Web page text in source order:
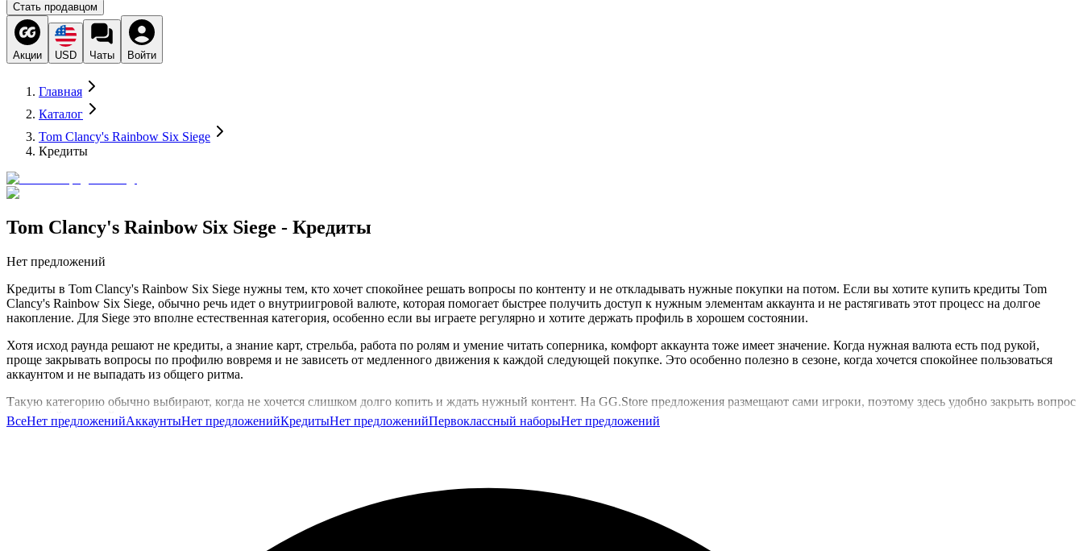
Стать продавцом
Акции USD Чаты Войти
Главная
Каталог
Tom Clancy's Rainbow Six Siege
Кредиты
Tom Clancy's Rainbow Six Siege - Кредиты
Нет предложений
Кредиты в Tom Clancy's Rainbow Six Siege нужны тем, кто хочет спокойнее решать вопросы по контенту и не откладывать нужные покупки на потом. Если вы хотите купить кредиты Tom
Clancy's Rainbow Six Siege, обычно речь идет о внутриигровой валюте, которая помогает быстрее получить доступ к нужным элементам аккаунта и не растягивать этот процесс на долгое
накопление. Для Siege это вполне естественная категория, особенно если вы играете регулярно и хотите держать профиль в хорошем состоянии.
Хотя исход раунда решают не кредиты, а знание карт, стрельба, работа по ролям и умение читать соперника, комфорт аккаунта тоже имеет значение. Когда нужная валюта есть под рукой,
проще закрывать вопросы по профилю вовремя и не зависеть от медленного движения к каждой следующей покупке. Это особенно полезно в сезоне, когда хочется спокойнее пользоваться
аккаунтом и не выпадать из общего ритма.
Такую категорию обычно выбирают, когда не хочется слишком долго копить и ждать нужный контент. На GG.Store предложения размещают сами игроки, поэтому здесь удобно закрыть вопрос
с валютой и спокойно продолжать играть.
ВсеНет предложенийАккаунтыНет предложенийКредитыНет предложенийПервоклассный наборыНет предложений